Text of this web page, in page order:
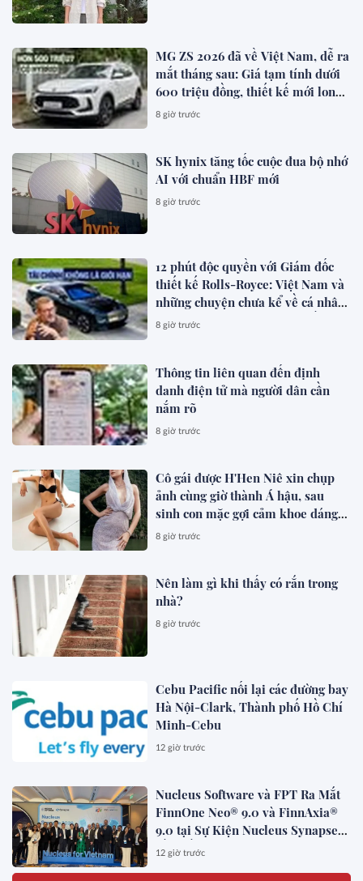
MG ZS 2026 đã về Việt Nam, dễ ra
mắt tháng sau: Giá tạm tính dưới
600 triệu đồng, thiết kế mới long
lanh hơn, có hybrid, ADAS cạnh
8 giờ trước
SK hynix tăng tốc cuộc đua bộ nhớ
AI với chuẩn HBF mới
8 giờ trước
12 phút độc quyền với Giám đốc
thiết kế Rolls-Royce: Việt Nam và
những chuyện chưa kể về cá nhân
hóa cho giới siêu giàu toàn cầu
8 giờ trước
Thông tin liên quan đến định
danh điện tử mà người dân cần
nắm rõ
8 giờ trước
Cô gái được H'Hen Niê xin chụp
ảnh cùng giờ thành Á hậu, sau
sinh con mặc gợi cảm khoe dáng
đẹp mê
8 giờ trước
Nên làm gì khi thấy có rắn trong
nhà?
8 giờ trước
Cebu Pacific nối lại các đường bay
Hà Nội-Clark, Thành phố Hồ Chí
Minh-Cebu
12 giờ trước
Nucleus Software và FPT Ra Mắt
FinnOne Neo® 9.0 và FinnAxia®
9.0 tại Sự Kiện Nucleus Synapse
Lần Đầu Tiên tại Việt Nam
12 giờ trước